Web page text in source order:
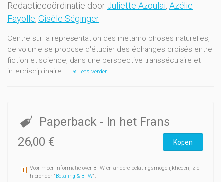
Redactiecoördinatie door Juliette Azoulai, Azélie
Fayolle, Gisèle Séginger
Centré sur la représentation des métamorphoses naturelles,
ce volume se propose d'étudier des échanges croisés entre
fiction et science, dans une perspective transséculaire et
interdisciplinaire.
Lees verder
Paperback - In het Frans
26,00 €
Kopen
Voor meer informatie over BTW en andere belatingsmogelijkheden, zie
hieronder "Betaling & BTW".